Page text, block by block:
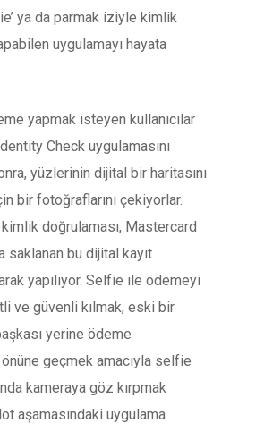
ya da parmak iziyle kimlik
uygulamayı hayata
yapmak isteyen kullanıcılar
Check uygulamasını
yüzlerinin dijital bir haritasını
bir fotoğraflarını çekiyorlar.
kimlik doğrulaması, Mastercard
saklanan bu dijital kayıt
yapılıyor. Selfie ile ödemeyi
ve güvenli kılmak, eski bir
yerine ödeme
önüne geçmek amacıyla selfie
kameraya göz kırpmak
aşamasındaki uygulama